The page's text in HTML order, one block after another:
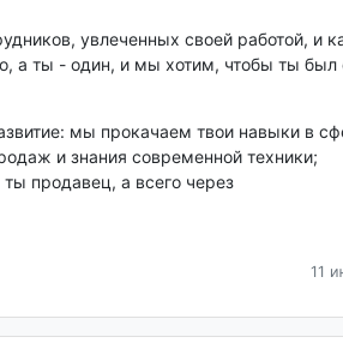
увлеченных своей работой,
а ты - один, и мы хотим, чтобы ты был
мы прокачаем твои навыки в
и знания современной техники;
продавец, а всего через
11